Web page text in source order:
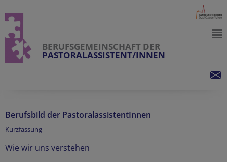
BERUFSGEMEINSCHAFT DER
PASTORALASSISTENT/INNEN
Berufsbild der PastoralassistentInnen
Kurzfassung
Wie wir uns verstehen